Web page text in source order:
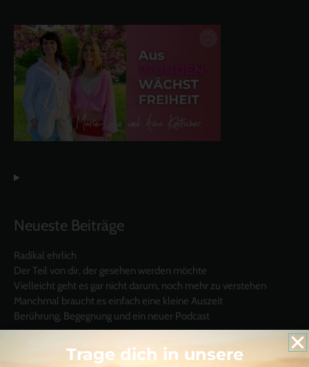
Neueste Beiträge
Radikal ehrlich
Der Teil von dir, der gesehen werden möchte
Vielleicht geht es gar nicht darum, noch mehr zu verstehen
Manchmal braucht es einfach eine kleine Auszeit
Berührung, Begegnung und ein neuer Podcast
Trage dich in unsere